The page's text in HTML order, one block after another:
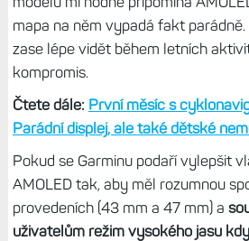
mapa na něm vypadá fakt
zase lépe vidět během letních
kompromis.
Čtete dále: První měsíc s
Parádní displej, ale také dětské
Pokud se Garminu podaří vylepšit
AMOLED tak, aby měl rozumnou
provedeních (43 mm a 47 mm) a
uživatelům režim vysokého jasu